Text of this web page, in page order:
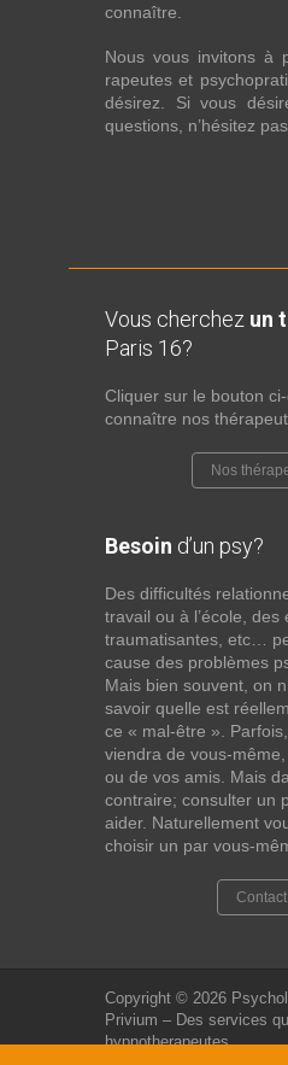
connaître.
Nous vous invitons à
rapeutes et
désirez. Si vous
questions, n’hésitez
Vous cherchez un
Paris 16?
Cliquer sur le bouton
connaître nos
Nos
Besoin d’un psy?
Des difficultés
travail ou à l’école, des
traumatisantes, etc…
cause des problèmes
Mais bien souvent, on
savoir quelle est
ce « mal-être ».
viendra de vous-
ou de vos amis. Mais
contraire; consulter un
aider. Naturellement
choisir un par vous-
Contact
Copyright © 2026
Privium – Des services
hypnotherapeutes.